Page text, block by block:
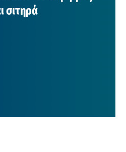
σιτηρά